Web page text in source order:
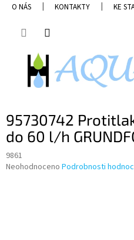
PřejítO NÁS KONTAKTY KE
95730742
do 60 l/h
9861
Průměrné
Neohodnoceno Podrobnosti